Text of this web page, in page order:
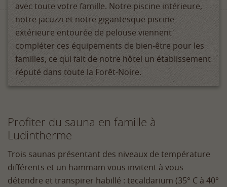
avec toute votre famille. Notre piscine intérieure,
notre jacuzzi et notre gigantesque piscine
extérieure entourée de pelouse viennent
compléter ces équipements de bien-être pour les
familles, ce qui fait de notre hôtel un établissement
réputé dans toute la Forêt-Noire.
Profiter du sauna en famille à
Ludintherme
Trois saunas présentant des niveaux de température
différents et un hammam vous invitent à vous
détendre et transpirer habillé : tecaldarium (35° C à 40°